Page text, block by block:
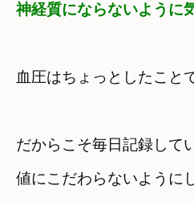
神経質にならないように
血圧はちょっとしたこと
だからこそ毎日記録して
値にこだわらないように